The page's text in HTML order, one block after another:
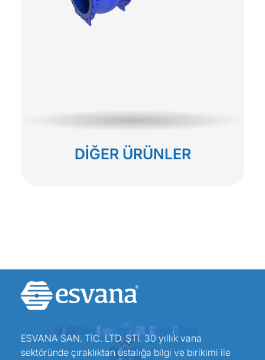
DİĞER ÜRÜNLER
ESVANA SAN. TİC. LTD. ŞTİ. 30 yıllık vana
sektöründe çıraklıktan ustalığa bilgi ve birikimi ile